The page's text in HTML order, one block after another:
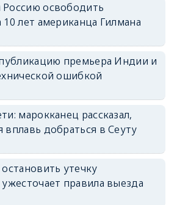
освободить
лет американца Гилмана
премьера Индии и
ошибкой
марокканец рассказал,
добраться в Сеуту
утечку
правила выезда